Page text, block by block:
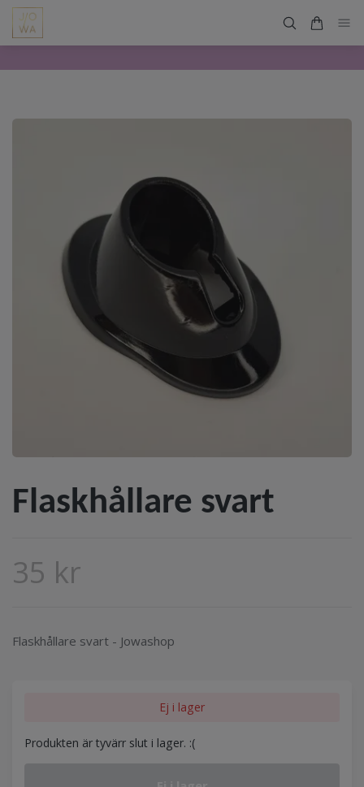
Flaskhållare svart
35 kr
Flaskhållare svart - Jowashop
Ej i lager
Produkten är tyvärr slut i lager. :(